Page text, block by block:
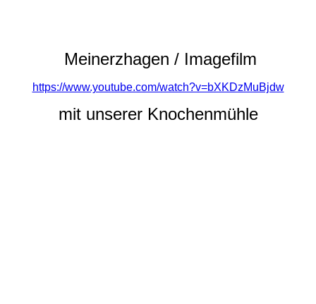
Meinerzhagen / Imagefilm
https://www.youtube.com/watch?v=bXKDzMuBjdw
mit unserer Knochenmühle